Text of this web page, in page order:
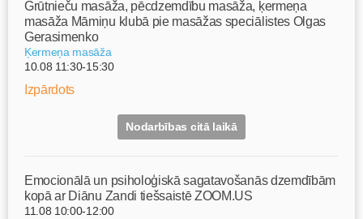
Grūtnieču masāža, pēcdzemdību masāža, ķermeņa
masāža Māmiņu klubā pie masāžas speciālistes Olgas
Gerasimenko
Ķermeņa masāža
10.08 11:30-15:30
Izpārdots
Nodarbības citā laikā
Emocionālā un psiholoģiskā sagatavošanās dzemdībām
kopā ar Diānu Zandi tiešsaistē ZOOM.US
11.08 10:00-12:00